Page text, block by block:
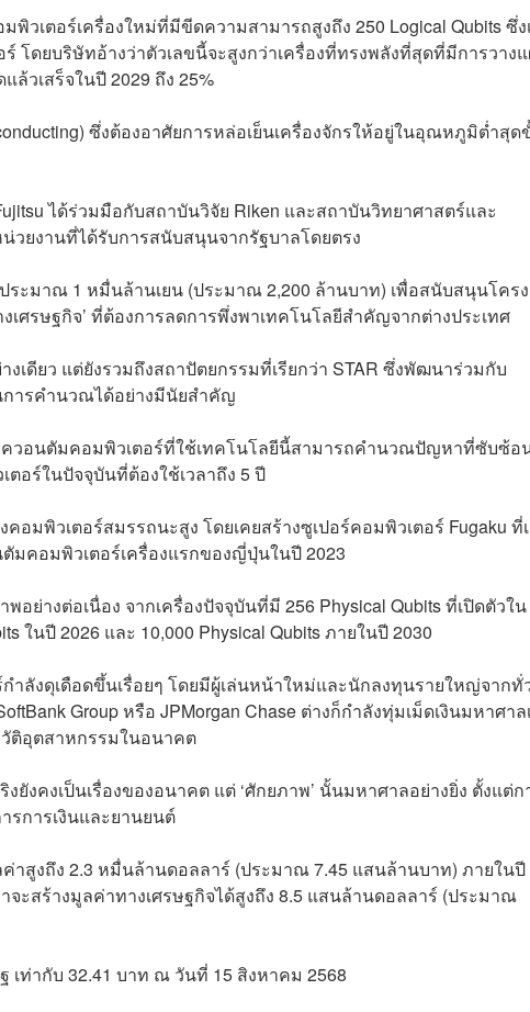
วเตอร์เครื่องใหม่ที่มีขีดความสามารถสูงถึง 250 Logical Qubits ซึ่ง
ดยบริษัทอ้างว่าตัวเลขนี้จะสูงกว่าเครื่องที่ทรงพลังที่สุดที่มีการวาง
วเสร็จในปี 2029 ถึง 25%
ซึ่งต้องอาศัยการหล่อเย็นเครื่องจักรให้อยู่ในอุณหภูมิต่ำสุด
ได้ร่วมมือกับสถาบันวิจัย Riken และสถาบันวิทยาศาสตร์และ
วยงานที่ได้รับการสนับสนุนจากรัฐบาลโดยตรง
ะมาณ 1 หมื่นล้านเยน (ประมาณ 2,200 ล้านบาท) เพื่อสนับสนุนโคร
ศรษฐกิจ’ ที่ต้องการลดการพึ่งพาเทคโนโลยีสำคัญจากต่างประเทศ
งเดียว แต่ยังรวมถึงสถาปัตยกรรมที่เรียกว่า STAR ซึ่งพัฒนาร่วมกับ
ารคำนวณได้อย่างมีนัยสำคัญ
วอนตัมคอมพิวเตอร์ที่ใช้เทคโนโลยีนี้สามารถคำนวณปัญหาที่ซับซ้อ
ตอร์ในปัจจุบันที่ต้องใช้เวลาถึง 5 ปี
อมพิวเตอร์สมรรถนะสูง โดยเคยสร้างซูเปอร์คอมพิวเตอร์ Fugaku ที่
มคอมพิวเตอร์เครื่องแรกของญี่ปุ่นในปี 2023
ย่างต่อเนื่อง จากเครื่องปัจจุบันที่มี 256 Physical Qubits ที่เปิดตัวใน
ในปี 2026 และ 10,000 Physical Qubits ภายในปี 2030
ำลังดุเดือดขึ้นเรื่อยๆ โดยมีผู้เล่นหน้าใหม่และนักลงทุนรายใหญ่จากทั่
Group หรือ JPMorgan Chase ต่างก็กำลังทุ่มเม็ดเงินมหาศาล
ติอุตสาหกรรมในอนาคต
งคงเป็นเรื่องของอนาคต แต่ ‘ศักยภาพ’ นั้นมหาศาลอย่างยิ่ง ตั้งแต่ก
รการเงินและยานยนต์
าสูงถึง 2.3 หมื่นล้านดอลลาร์ (ประมาณ 7.45 แสนล้านบาท) ภายในปี
จะสร้างมูลค่าทางเศรษฐกิจได้สูงถึง 8.5 แสนล้านดอลลาร์ (ประมาณ
เท่ากับ 32.41 บาท ณ วันที่ 15 สิงหาคม 2568